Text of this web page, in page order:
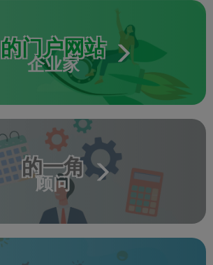
的门户网站
企业家
的一角
顾问